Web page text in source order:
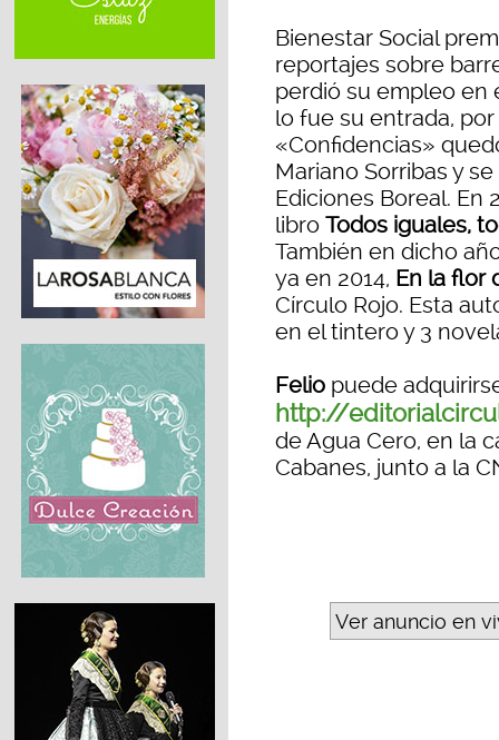
Bienestar Social
reportajes sobre
perdió su empleo en
lo fue su entrada,
«Confidencias»
Mariano Sorribas y
Ediciones Boreal. En
libro Todos iguales,
También en dicho
ya en 2014, En la flor
Círculo Rojo. Esta
en el tintero y 3
Felio puede
http://
de Agua Cero, en la
Cabanes, junto a la
Ver anuncio en